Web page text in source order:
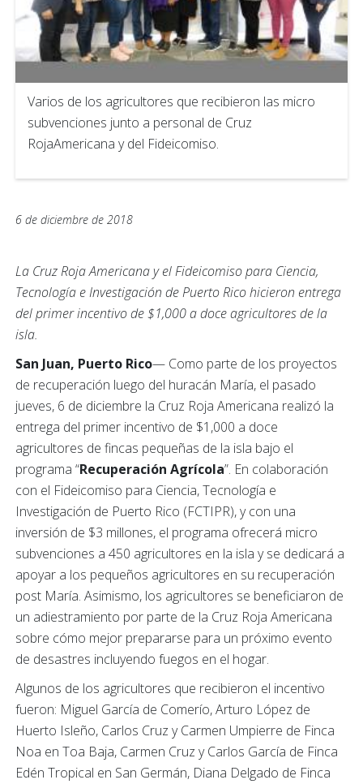
Varios de los agricultores que recibieron las micro
subvenciones junto a personal de Cruz
RojaAmericana y del Fideicomiso.
6 de diciembre de 2018
La Cruz Roja Americana y el Fideicomiso para Ciencia,
Tecnología e Investigación de Puerto Rico hicieron entrega
del primer incentivo de $1,000 a doce agricultores de la
isla.
San Juan, Puerto Rico— Como parte de los proyectos
de recuperación luego del huracán María, el pasado
jueves, 6 de diciembre la Cruz Roja Americana realizó la
entrega del primer incentivo de $1,000 a doce
agricultores de fincas pequeñas de la isla bajo el
programa “Recuperación Agrícola”. En colaboración
con el Fideicomiso para Ciencia, Tecnología e
Investigación de Puerto Rico (FCTIPR), y con una
inversión de $3 millones, el programa ofrecerá micro
subvenciones a 450 agricultores en la isla y se dedicará a
apoyar a los pequeños agricultores en su recuperación
post María. Asimismo, los agricultores se beneficiaron de
un adiestramiento por parte de la Cruz Roja Americana
sobre cómo mejor prepararse para un próximo evento
de desastres incluyendo fuegos en el hogar.
Algunos de los agricultores que recibieron el incentivo
fueron: Miguel García de Comerío, Arturo López de
Huerto Isleño, Carlos Cruz y Carmen Umpierre de Finca
Noa en Toa Baja, Carmen Cruz y Carlos García de Finca
Edén Tropical en San Germán, Diana Delgado de Finca